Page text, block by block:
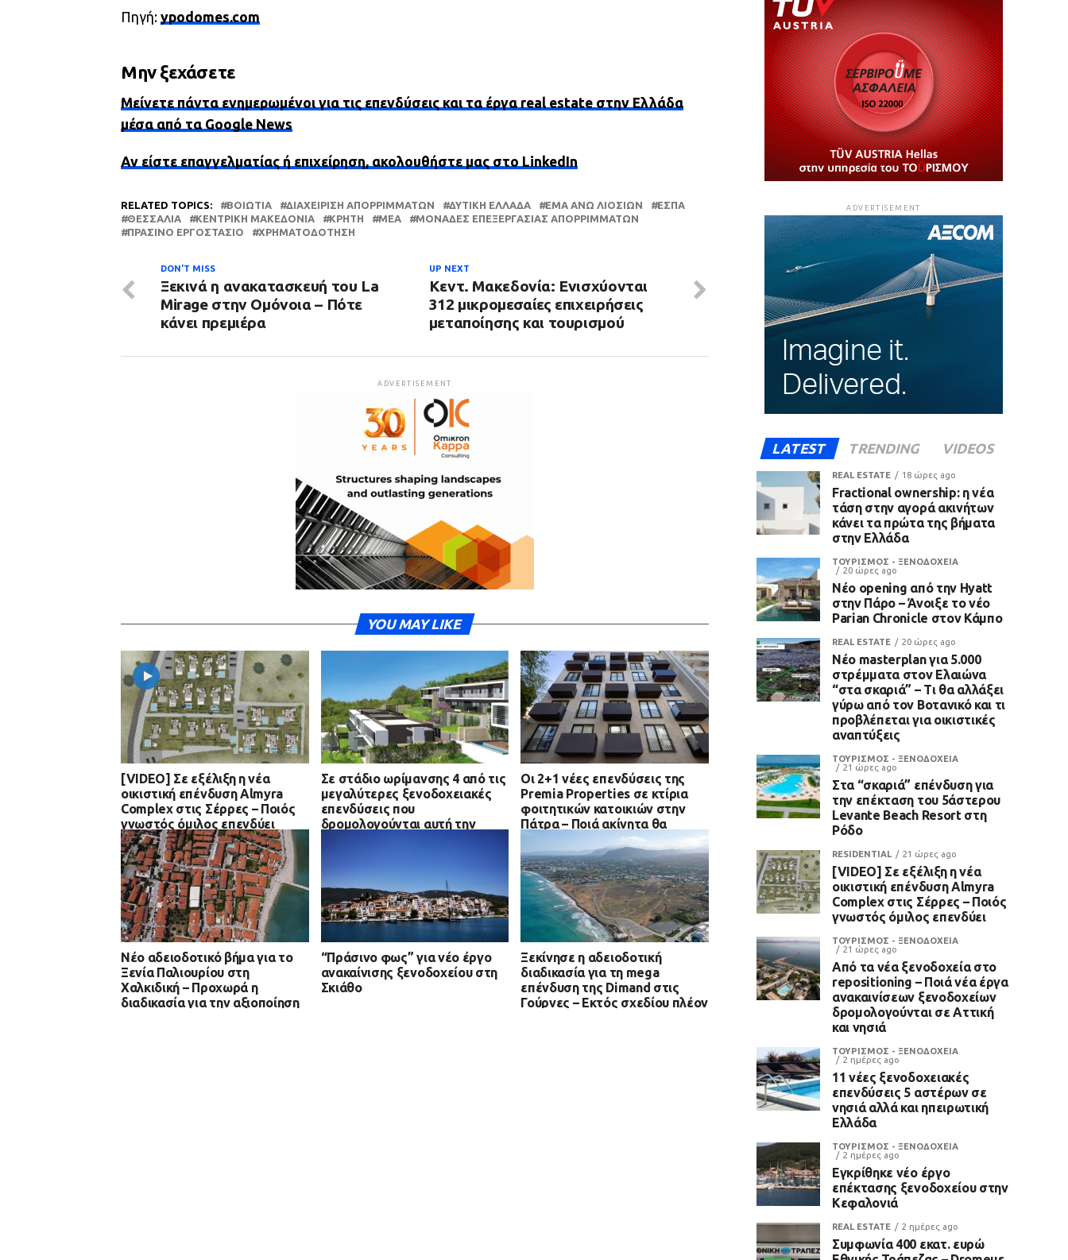
Πηγή: ypodomes.com
Μην ξεχάσετε
Μείνετε πάντα ενημερωμένοι για τις επενδύσεις και τα έργα real estate στην Ελλάδα
μέσα από τα Google News
Αν είστε επαγγελματίας ή επιχείρηση, ακολουθήστε μας στο LinkedIn
RELATED TOPICS: ΒΟΙΩΤΊΑ ΔΙΑΧΕΊΡΙΣΗ ΑΠΟΡΡΙΜΜΆΤΩΝ ΔΥΤΙΚΗ ΕΛΛΑΔΑ ΕΜΑ ΆΝΩ ΛΙΟΣΊΩΝ
ΕΣΠΑ
ΘΕΣΣΑΛΙΑ
ΚΕΝΤΡΙΚΉ ΜΑΚΕΔΟΝΊΑ ΚΡΉΤΗ ΜΕΑ
ΜΟΝΆΔΕΣ ΕΠΕΞΕΡΓΑΣΊΑΣ ΑΠΟΡΡΙΜΜΆΤΩΝ
ΠΡΆΣΙΝΟ ΕΡΓΟΣΤΆΣΙΟ
ΧΡΗΜΑΤΟΔΌΤΗΣΗ
UP NEXT
Κεντ. Μακεδονία: Ενισχύονται
312 μικρομεσαίες επιχειρήσεις
μεταποίησης και τουρισμού
DON'T MISS
Ξεκινά η ανακατασκευή του La
Mirage στην Ομόνοια – Πότε
κάνει πρεμιέρα
ADVERTISEMENT
YOU MAY LIKE
[VIDEO] Σε εξέλιξη η νέα
οικιστική επένδυση Almyra
Complex στις Σέρρες – Ποιός
γνωστός όμιλος επενδύει
Σε στάδιο ωρίμανσης 4 από τις
μεγαλύτερες ξενοδοχειακές
επενδύσεις που
δρομολογούνται αυτή την
Οι 2+1 νέες επενδύσεις της
Premia Properties σε κτίρια
φοιτητικών κατοικιών στην
Πάτρα – Ποιά ακίνητα θα
Νέο αδειοδοτικό βήμα για το
Ξενία Παλιουρίου στη
Χαλκιδική – Προχωρά η
διαδικασία για την αξιοποίηση
“Πράσινο φως” για νέο έργο
ανακαίνισης ξενοδοχείου στη
Σκιάθο
Ξεκίνησε η αδειοδοτική
διαδικασία για τη mega
επένδυση της Dimand στις
Γούρνες – Εκτός σχεδίου πλέον
ADVERTISEMENT
LATEST TRENDING VIDEOS
REAL ESTATE 18 ώρες ago
Fractional ownership: η νέα
τάση στην αγορά ακινήτων
κάνει τα πρώτα της βήματα
στην Ελλάδα
ΤΟΥΡΙΣΜΟΣ - ΞΕΝΟΔΟΧΕΙΑ
20 ώρες ago
Νέο opening από την Hyatt
στην Πάρο – Άνοιξε το νέο
Parian Chronicle στον Κάμπο
REAL ESTATE 20 ώρες ago
Νέο masterplan για 5.000
στρέμματα στον Ελαιώνα
“στα σκαριά” – Τι θα αλλάξει
γύρω από τον Βοτανικό και τι
προβλέπεται για οικιστικές
αναπτύξεις
ΤΟΥΡΙΣΜΟΣ - ΞΕΝΟΔΟΧΕΙΑ
21 ώρες ago
Στα “σκαριά” επένδυση για
την επέκταση του 5άστερου
Levante Beach Resort στη
Ρόδο
RESIDENTIAL 21 ώρες ago
[VIDEO] Σε εξέλιξη η νέα
οικιστική επένδυση Almyra
Complex στις Σέρρες – Ποιός
γνωστός όμιλος επενδύει
ΤΟΥΡΙΣΜΟΣ - ΞΕΝΟΔΟΧΕΙΑ
21 ώρες ago
Από τα νέα ξενοδοχεία στο
repositioning – Ποιά νέα έργα
ανακαινίσεων ξενοδοχείων
δρομολογούνται σε Αττική
και νησιά
ΤΟΥΡΙΣΜΟΣ - ΞΕΝΟΔΟΧΕΙΑ
2 ημέρες ago
11 νέες ξενοδοχειακές
επενδύσεις 5 αστέρων σε
νησιά αλλά και ηπειρωτική
Ελλάδα
ΤΟΥΡΙΣΜΟΣ - ΞΕΝΟΔΟΧΕΙΑ
2 ημέρες ago
Εγκρίθηκε νέο έργο
επέκτασης ξενοδοχείου στην
Κεφαλονιά
REAL ESTATE 2 ημέρες ago
Συμφωνία 400 εκατ. ευρώ